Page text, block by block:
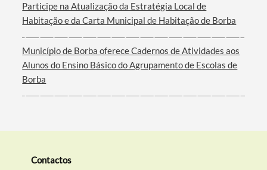
Filtros
Participe na Atualização da Estratégia Local de
Habitação e da Carta Municipal de Habitação de Borba
Município de Borba oferece Cadernos de Atividades aos
Alunos do Ensino Básico do Agrupamento de Escolas de
Borba
Contactos